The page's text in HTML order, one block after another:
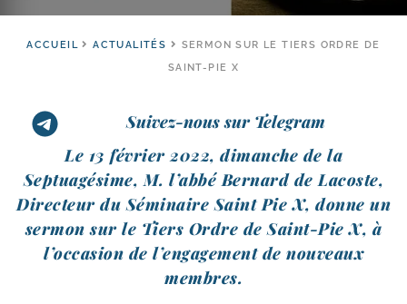
ACCUEIL ACTUALITÉS
SERMON SUR LE TIERS ORDRE DE
SAINT-PIE X
Suivez-nous sur Telegram
Le 13 février 2022, dimanche de la
Septuagésime, M. l’abbé Bernard de Lacoste,
Directeur du Séminaire Saint Pie X, donne un
ser­mon sur le Tiers Ordre de Saint-​Pie X, à
l’occasion de l’engagement de nou­veaux
membres.